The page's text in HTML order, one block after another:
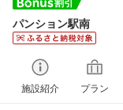
パンション駅南
施設紹介 プラン